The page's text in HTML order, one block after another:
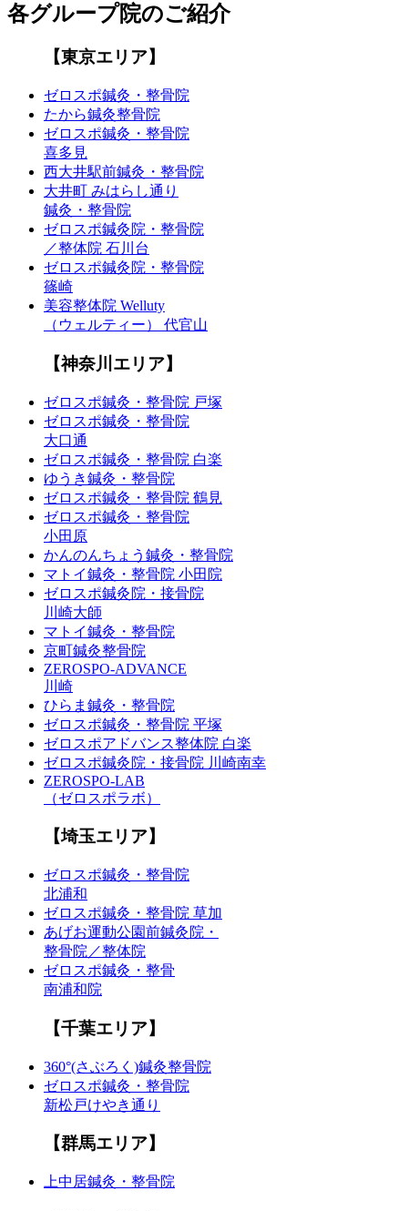
各グループ院のご紹介
【東京エリア】
ゼロスポ鍼灸・整骨院
たから鍼灸整骨院
ゼロスポ鍼灸・整骨院
喜多見
西大井駅前鍼灸・整骨院
大井町 みはらし通り
鍼灸・整骨院
ゼロスポ鍼灸院・整骨院
／整体院 石川台
ゼロスポ鍼灸院・整骨院
篠崎
美容整体院 Welluty
（ウェルティー） 代官山
【神奈川エリア】
ゼロスポ鍼灸・整骨院 戸塚
ゼロスポ鍼灸・整骨院
大口通
ゼロスポ鍼灸・整骨院 白楽
ゆうき鍼灸・整骨院
ゼロスポ鍼灸・整骨院 鶴見
ゼロスポ鍼灸・整骨院
小田原
かんのんちょう鍼灸・整骨院
マトイ鍼灸・整骨院 小田院
ゼロスポ鍼灸院・接骨院
川崎大師
マトイ鍼灸・整骨院
京町鍼灸整骨院
ZEROSPO-ADVANCE
川崎
ひらま鍼灸・整骨院
ゼロスポ鍼灸・整骨院 平塚
ゼロスポアドバンス整体院 白楽
ゼロスポ鍼灸院・接骨院 川崎南幸
ZEROSPO-LAB
（ゼロスポラボ）
【埼玉エリア】
ゼロスポ鍼灸・整骨院
北浦和
ゼロスポ鍼灸・整骨院 草加
あげお運動公園前鍼灸院・
整骨院／整体院
ゼロスポ鍼灸・整骨
南浦和院
【千葉エリア】
360°(さぶろく)鍼灸整骨院
ゼロスポ鍼灸・整骨院
新松戸けやき通り
【群馬エリア】
上中居鍼灸・整骨院